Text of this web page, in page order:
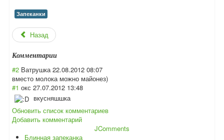
Запеканки
Назад
Комментарии
#2 Ватрушка 22.08.2012 08:07
вместо молока можно майонез)
#1 окс 27.07.2012 13:48
вкусняшшка
Обновить список комментариев
Добавить комментарий
JComments
Блинная запеканка